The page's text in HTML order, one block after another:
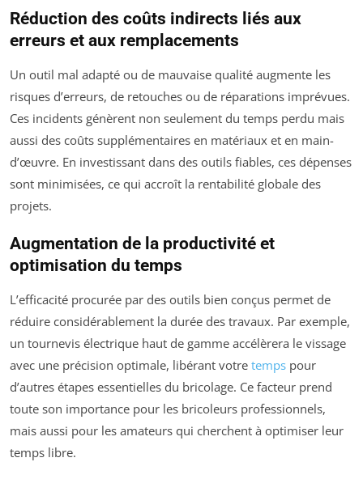
Réduction des coûts indirects liés aux
erreurs et aux remplacements
Un outil mal adapté ou de mauvaise qualité augmente les
risques d’erreurs, de retouches ou de réparations imprévues.
Ces incidents génèrent non seulement du temps perdu mais
aussi des coûts supplémentaires en matériaux et en main-
d’œuvre. En investissant dans des outils fiables, ces dépenses
sont minimisées, ce qui accroît la rentabilité globale des
projets.
Augmentation de la productivité et
optimisation du temps
L’efficacité procurée par des outils bien conçus permet de
réduire considérablement la durée des travaux. Par exemple,
un tournevis électrique haut de gamme accélèrera le vissage
avec une précision optimale, libérant votre temps pour
d’autres étapes essentielles du bricolage. Ce facteur prend
toute son importance pour les bricoleurs professionnels,
mais aussi pour les amateurs qui cherchent à optimiser leur
temps libre.